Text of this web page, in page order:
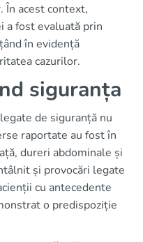
În acest context,
a fost evaluată prin
în evidență
cazurilor.
siguranța
de siguranță nu
raportate au fost în
dureri abdominale și
și provocări legate
cu antecedente
o predispoziție